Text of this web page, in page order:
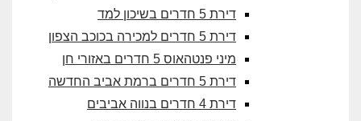
דירת 5 חדרים בשיכון למד
דירת 5 חדרים למכירה בכוכב הצפון
מיני פנטהאוס 5 חדרים באזורי חן
דירת 5 חדרים ברמת אביב החדשה
דירת 4 חדרים בנווה אביבים